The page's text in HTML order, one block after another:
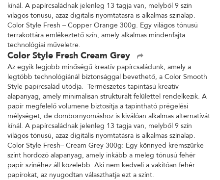
kínál. A papírcsaládnak jelenleg 13 tagja van, melyből 9 szín
világos tónusú, azaz digitális nyomtatásra is alkalmas színalap.
Color Style Fresh – Copper Orange 300g. Egy világos tónusú
terrakottára emlékeztető szín, amely alkalmas mindenfajta
technológiai műveletre.
Color Style Fresh Cream Grey
Az egyik legjobb minőségű kreatív papírcsaládunk, amely a
legtöbb technológiánál biztonsággal bevethető, a Color Smooth
Style papírcsalád utódja. Természetes tapintású kreatív
alapanyag, amely minimálisan strukturált felülettel rendelkezik. A
papír megfelelő volumene biztosítja a tapintható prégelési
mélységet, de dombornyomáshoz is kiválóan alkalmas alternatívát
kínál. A papírcsaládnak jelenleg 13 tagja van, melyből 9 szín
világos tónusú, azaz digitális nyomtatásra is alkalmas színalap.
Color Style Fresh– Cream Grey 300g: Egy könnyed krémszürke
színt hordozó alapanyag, amely inkább a meleg tónusú fehér
papír színéhez áll közelebb. Aki nem kedveli a vakítóan fehér
papírokat, az nyugodtan választhatja ezt a színt.